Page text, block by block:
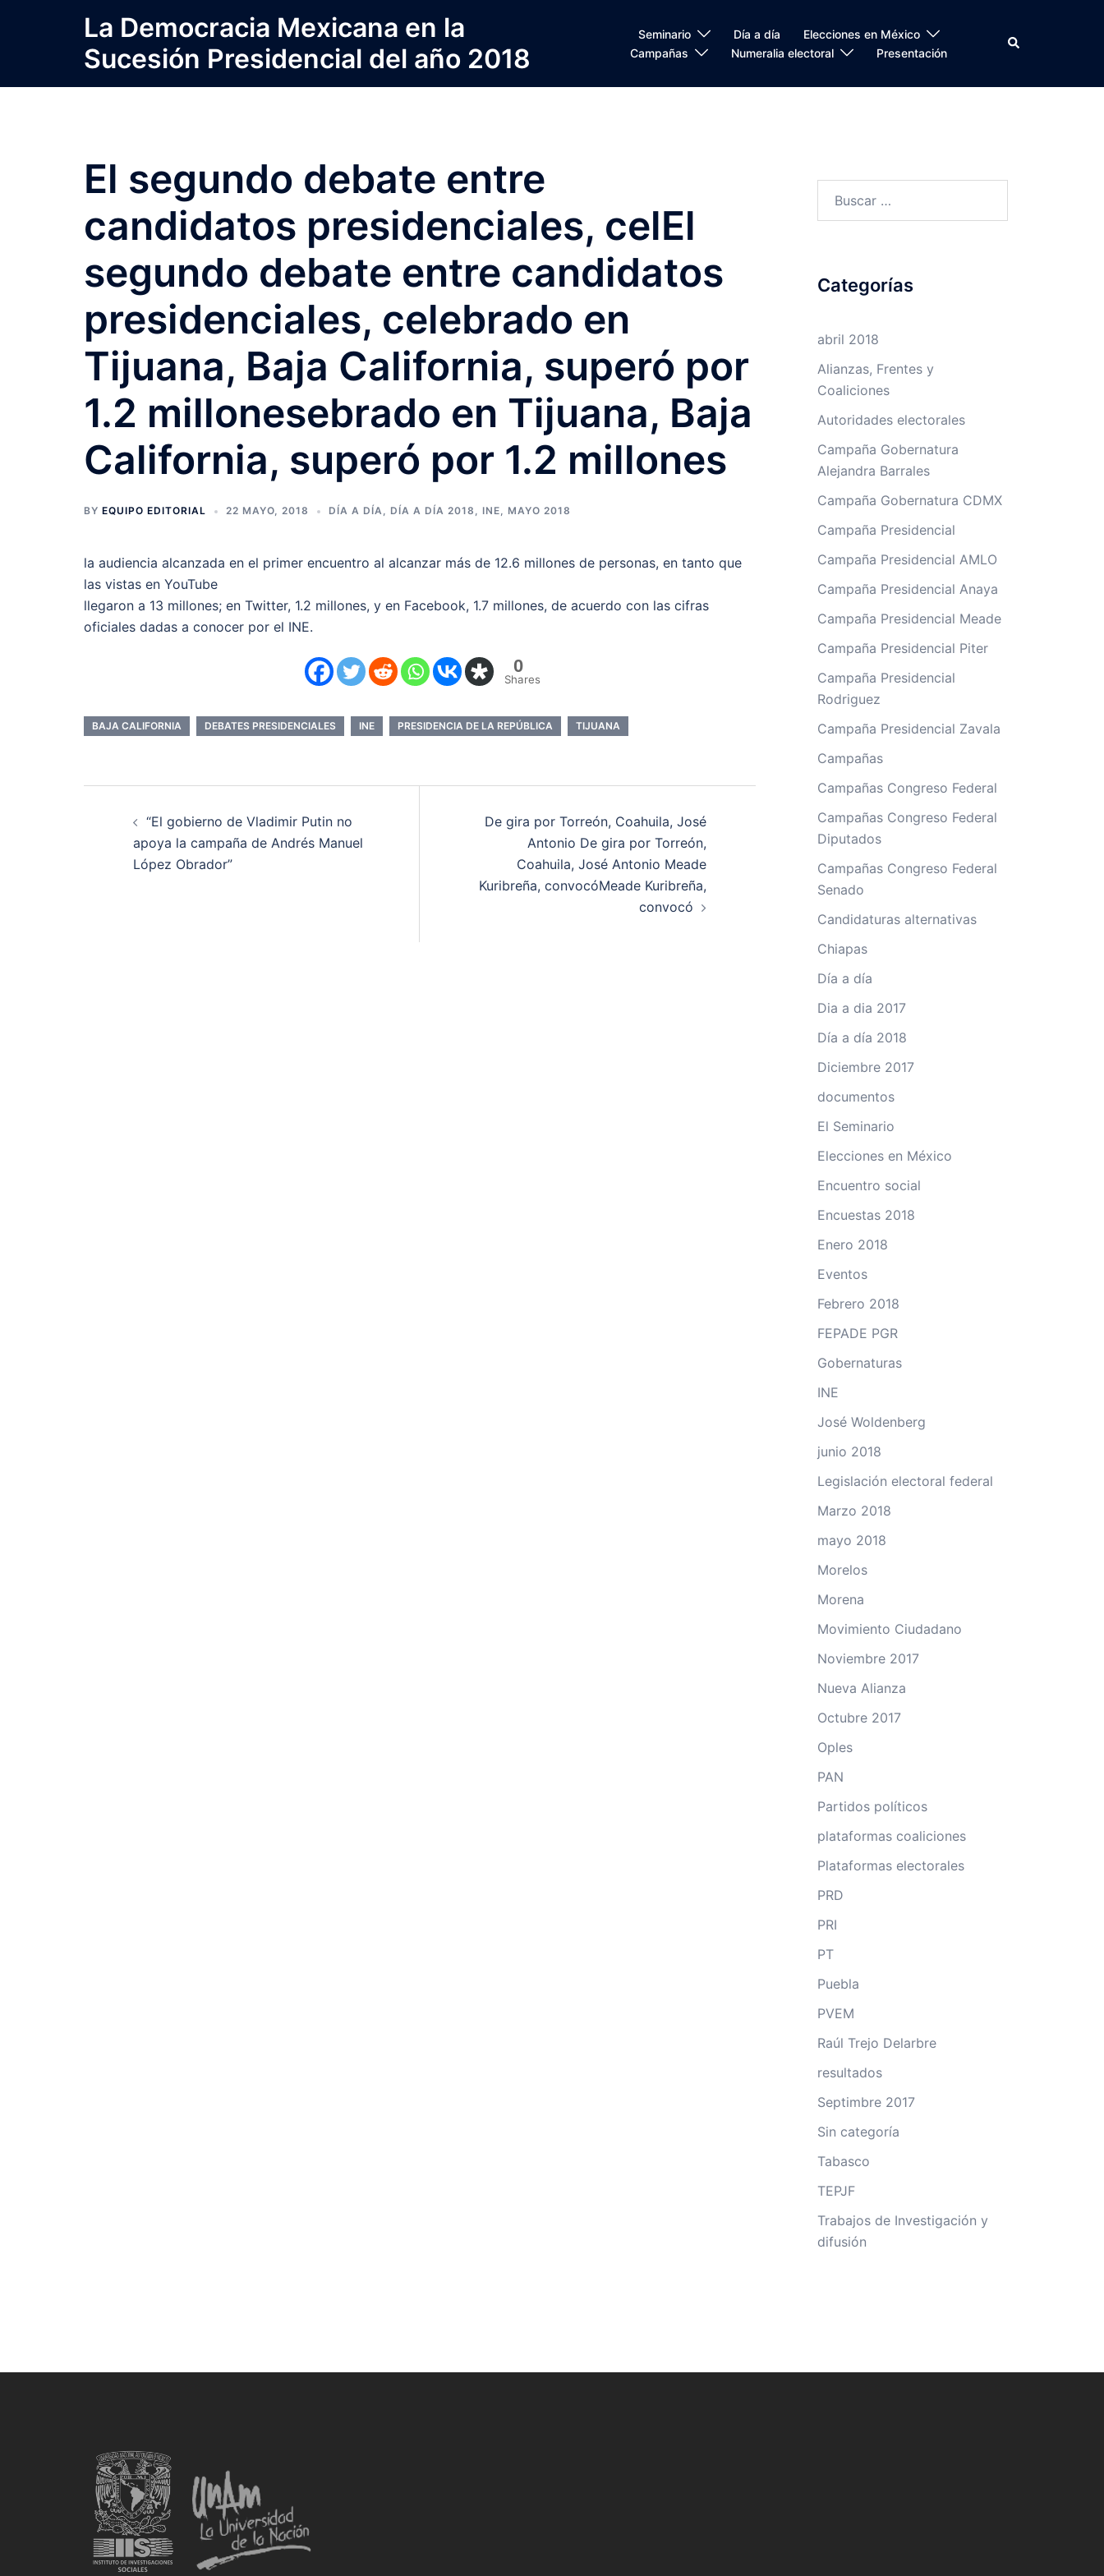
La Democracia Mexicana en la
Sucesión Presidencial del año 2018
Seminario Día a día
Elecciones en México
Campañas
Numeralia electoral Presentación
Search
El segundo debate entre
candidatos presidenciales, celEl
segundo debate entre candidatos
presidenciales, celebrado en
Tijuana, Baja California, superó por
1.2 millonesebrado en Tijuana, Baja
California, superó por 1.2 millones
BY EQUIPO EDITORIAL 22 MAYO, 2018 DÍA A DÍA, DÍA A DÍA 2018 , INE, MAYO 2018
la audiencia alcanzada en el primer encuentro al alcanzar más de 12.6 millones de personas, en tanto que
las vistas en YouTube
llegaron a 13 millones; en Twitter, 1.2 millones, y en Facebook, 1.7 millones, de acuerdo con las cifras
oficiales dadas a conocer por el INE.
0
Shares
BAJA CALIFORNIA DEBATES PRESIDENCIALES INE PRESIDENCIA DE LA REPÚBLICA TIJUANA
entradas
“El gobierno de Vladimir Putin no
apoya la campaña de Andrés Manuel
López Obrador”
De gira por Torreón, Coahuila, José
Antonio De gira por Torreón,
Coahuila, José Antonio Meade
Kuribreña, convocóMeade Kuribreña,
convocó
Categorías
abril 2018
Alianzas, Frentes y
Coaliciones
Autoridades electorales
Campaña Gobernatura
Alejandra Barrales
Campaña Gobernatura CDMX
Campaña Presidencial
Campaña Presidencial AMLO
Campaña Presidencial Anaya
Campaña Presidencial Meade
Campaña Presidencial Piter
Campaña Presidencial
Rodriguez
Campaña Presidencial Zavala
Campañas
Campañas Congreso Federal
Campañas Congreso Federal
Diputados
Campañas Congreso Federal
Senado
Candidaturas alternativas
Chiapas
Día a día
Dia a dia 2017
Día a día 2018
Diciembre 2017
documentos
El Seminario
Elecciones en México
Encuentro social
Encuestas 2018
Enero 2018
Eventos
Febrero 2018
FEPADE PGR
Gobernaturas
INE
José Woldenberg
junio 2018
Legislación electoral federal
Marzo 2018
mayo 2018
Morelos
Morena
Movimiento Ciudadano
Noviembre 2017
Nueva Alianza
Octubre 2017
Oples
PAN
Partidos políticos
plataformas coaliciones
Plataformas electorales
PRD
PRI
PT
Puebla
PVEM
Raúl Trejo Delarbre
resultados
Septimbre 2017
Sin categoría
Tabasco
TEPJF
Trabajos de Investigación y
difusión